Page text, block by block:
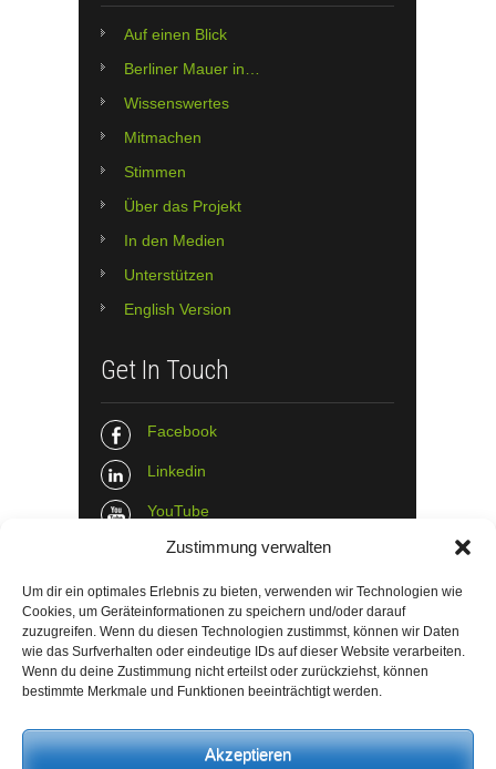
Zustimmung verwalten
Um dir ein optimales Erlebnis zu bieten, verwenden wir Technologien wie
Cookies, um Geräteinformationen zu speichern und/oder darauf
zuzugreifen. Wenn du diesen Technologien zustimmst, können wir Daten
wie das Surfverhalten oder eindeutige IDs auf dieser Website verarbeiten.
Wenn du deine Zustimmung nicht erteilst oder zurückziehst, können
bestimmte Merkmale und Funktionen beeinträchtigt werden.
Akzeptieren
Auf einen Blick
Berliner Mauer in…
Wissenswertes
Mitmachen
Stimmen
Über das Projekt
In den Medien
Unterstützen
English Version
Get In Touch
Facebook
Linkedin
YouTube
Instagram
Tumblr
Contact Info
Email : info@the-wall-net.org